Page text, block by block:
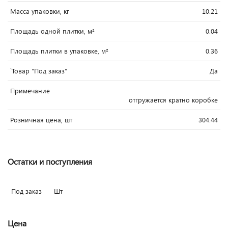
Масса упаковки, кг 10.21
Площадь одной плитки, м² 0.04
Площадь плитки в упаковке, м² 0.36
`Товар "Под заказ" Да
Примечание
отгружается кратно коробке
Розничная цена, шт 304.44
Остатки и поступления
Под заказ Шт
Цена